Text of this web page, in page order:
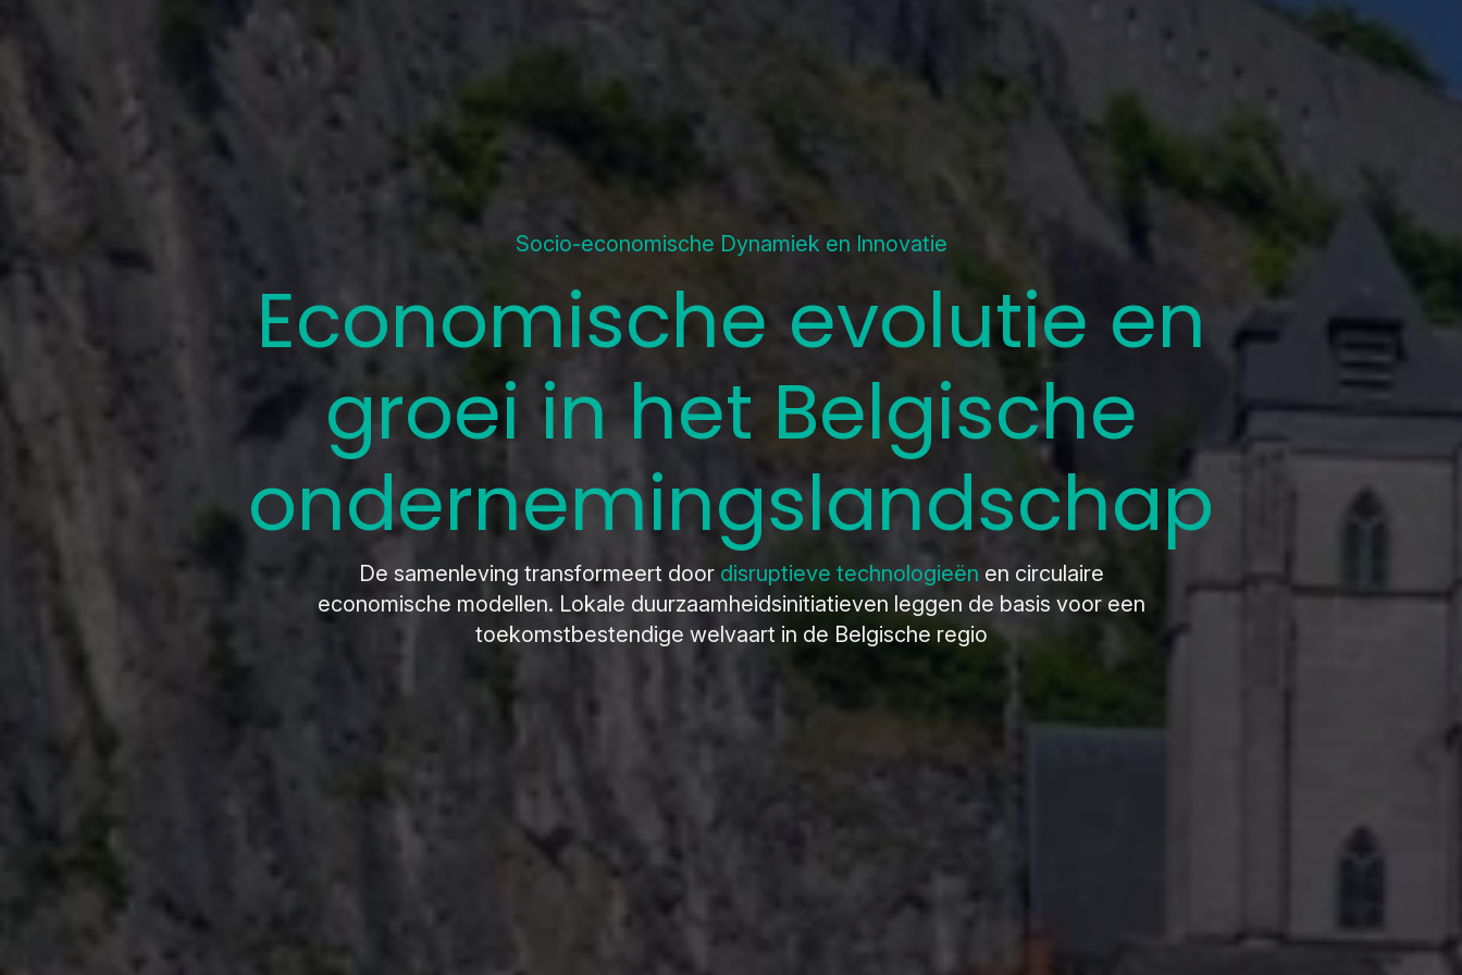
Socio-economische Dynamiek en Innovatie
Economische evolutie en
groei in het Belgische
ondernemingslandschap
De samenleving transformeert door disruptieve technologieën en circulaire
economische modellen. Lokale duurzaamheidsinitiatieven leggen de basis voor een
toekomstbestendige welvaart in de Belgische regio